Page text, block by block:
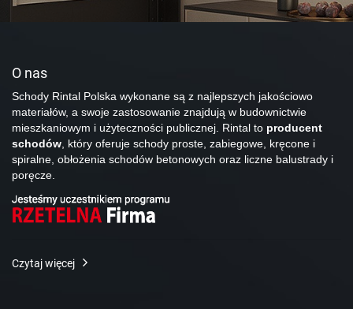
O nas
Schody Rintal Polska wykonane są z najlepszych jakościowo
materiałów, a swoje zastosowanie znajdują w budownictwie
mieszkaniowym i użyteczności publicznej. Rintal to producent
schodów, który oferuje schody proste, zabiegowe, kręcone i
spiralne, obłożenia schodów betonowych oraz liczne balustrady i
poręcze.
Czytaj więcej